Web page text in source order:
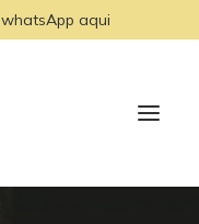
whatsApp aqui